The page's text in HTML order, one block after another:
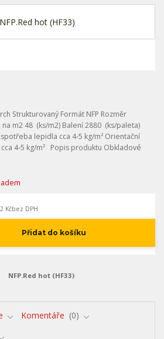
Strukturovaný Formát NFP Rozměr
m2 48 (ks/m2) Balení 2880 (ks/paleta)
lepidla cca 4-5 kg/m² Orientační
4-5 kg/m² Popis produktu Obkladové
Kčbez DPH
Přidat do košíku
NFP.Red hot (HF33)
Komentáře
0